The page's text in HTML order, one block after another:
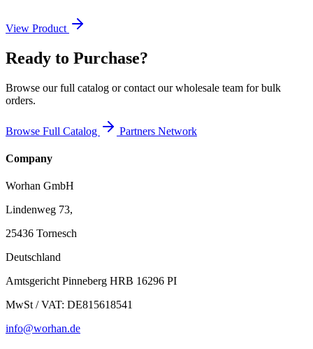
View Product
Ready to Purchase?
Browse our full catalog or contact our wholesale team for bulk
orders.
Browse Full Catalog Partners Network
Company
Worhan GmbH
Lindenweg 73,
25436 Tornesch
Deutschland
Amtsgericht Pinneberg HRB 16296 PI
MwSt / VAT: DE815618541
info@worhan.de